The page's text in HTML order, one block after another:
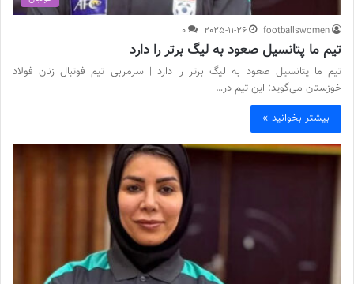
footballswomen
2025-11-26
0
تیم ما پتانسیل صعود به لیگ برتر را دارد
تیم ما پتانسیل صعود به لیگ برتر را دارد | سرمربی تیم فوتبال زنان فولاد
خوزستان می‌گوید: این تیم در…
بیشتر بخوانید »